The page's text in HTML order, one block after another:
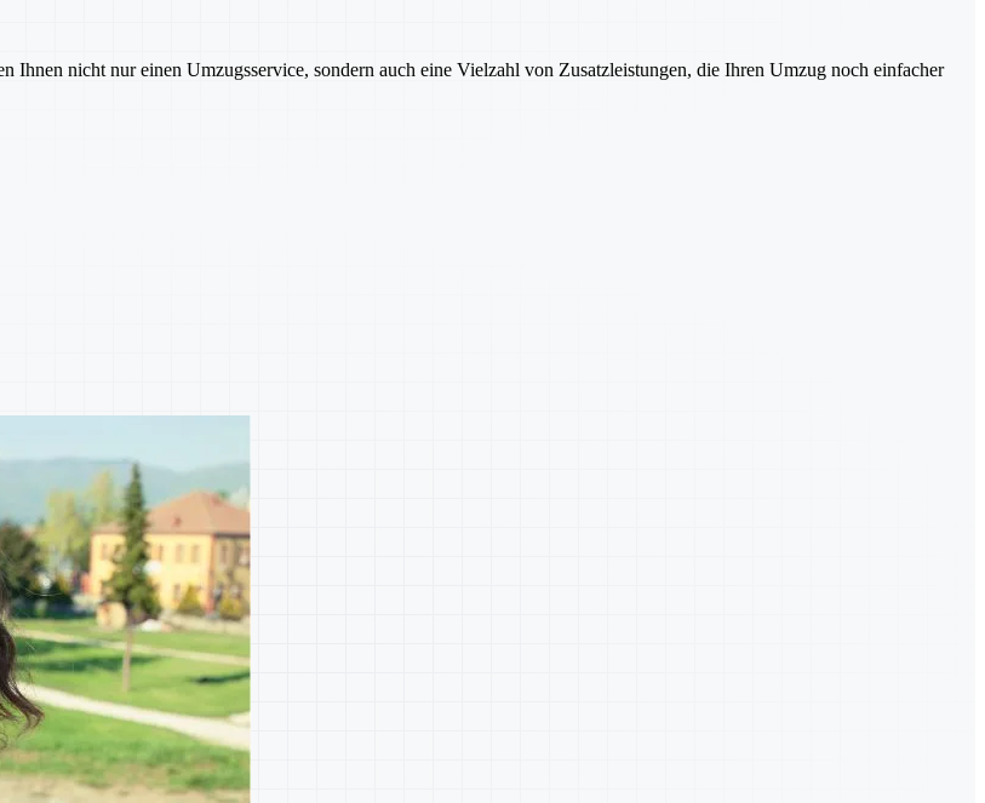
nicht nur einen Umzugsservice, sondern auch eine Vielzahl von Zusatzleistungen, die Ihren Umzug noch einfacher